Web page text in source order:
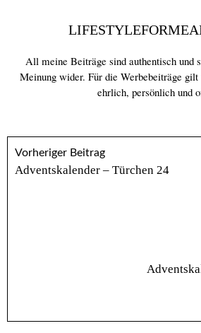
All meine Beiträge sind authentisch und
Meinung wider. Für die Werbebeiträge
ehrlich, persönlich und
Vorheriger Beitrag
Adventskalender – Türchen 24